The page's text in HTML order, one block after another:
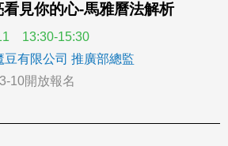
看見你的心-馬雅曆法解析
13:30-15:30
有限公司 推廣部總監
10開放報名